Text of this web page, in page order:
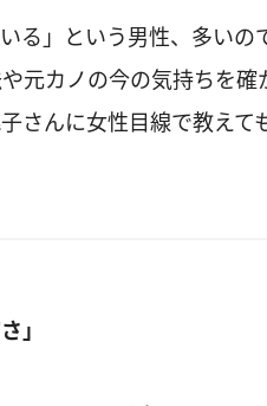
いる」という男性、多い
元カノの今の気持ちを
さんに女性目線で教えて
」